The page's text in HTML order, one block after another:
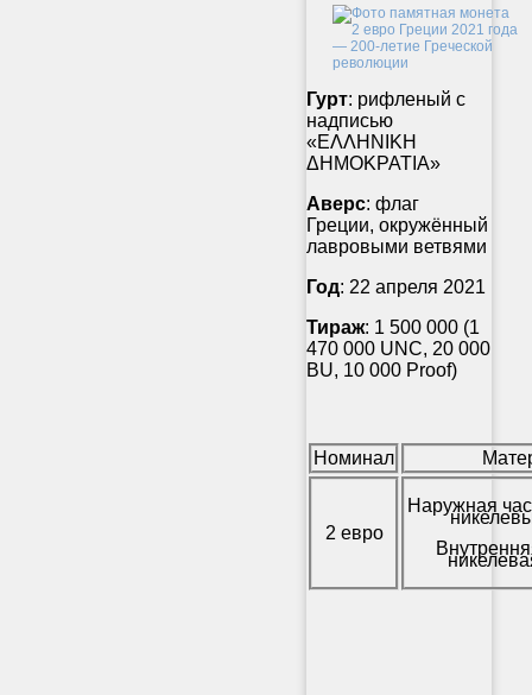
Гурт: рифленый с
надписью
«ΕΛΛΗΝΙΚΗ
ΔΗΜΟΚΡΑΤΙΑ»
Аверс: флаг
Греции, окружённый
лавровыми ветвями
Год: 22 апреля 2021
Тираж: 1 500 000 (1
470 000 UNC, 20 000
BU, 10 000 Proof)
Номинал
2 евро
Наружная